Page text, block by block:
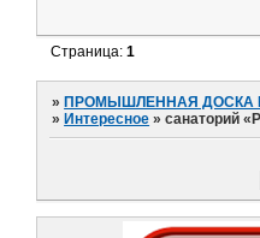
Страница:1
» ПРОМЫШЛЕННАЯ ДОСКА
» Интересное »санаторий